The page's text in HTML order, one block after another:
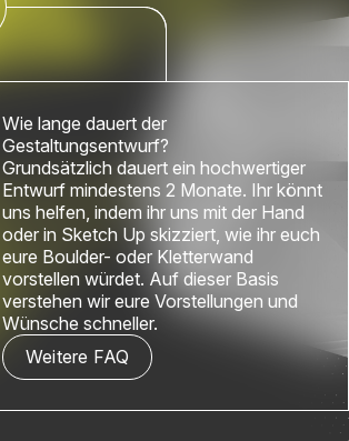
Wie lange dauert der
Gestaltungsentwurf?
Grundsätzlich dauert ein hochwertiger
Entwurf mindestens 2 Monate. Ihr könnt
uns helfen, indem ihr uns mit der Hand
oder in Sketch Up skizziert, wie ihr euch
eure Boulder- oder Kletterwand
vorstellen würdet. Auf dieser Basis
verstehen wir eure Vorstellungen und
Wünsche schneller.
Weitere FAQ